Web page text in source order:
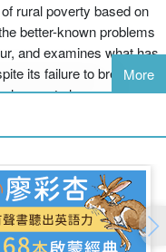
rural poverty based on
better-known problems
and examines what has
its failure to break
planners often
repackaged old
and shifted blame onto
they had raised.
on the causes and
dependence and
they could not take them
More